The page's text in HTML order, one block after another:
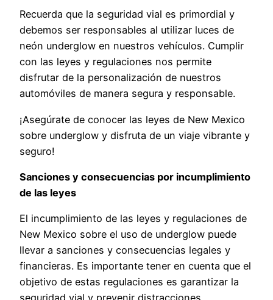
Recuerda que la seguridad vial es primordial y
debemos ser responsables al utilizar luces de
neón underglow en nuestros vehículos. Cumplir
con las leyes y regulaciones nos permite
disfrutar de la personalización de nuestros
automóviles de manera segura y responsable.
¡Asegúrate de conocer las leyes de New Mexico
sobre underglow y disfruta de un viaje vibrante y
seguro!
Sanciones y consecuencias por incumplimiento
de las leyes
El incumplimiento de las leyes y regulaciones de
New Mexico sobre el uso de underglow puede
llevar a sanciones y consecuencias legales y
financieras. Es importante tener en cuenta que el
objetivo de estas regulaciones es garantizar la